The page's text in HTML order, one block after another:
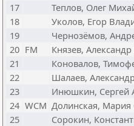
17
Теплов, Олег
18
Уколов, Егор
19
Чернозёмов,
20 FM Князев,
21
Коновалов,
22
Шалаев,
23
Инюшкин, Сергей
24 WCM Долинская, Мария
25
Сорокин,